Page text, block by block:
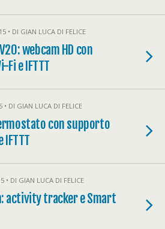
• DI GIAN LUCA DI FELICE
webcam HD con
Fi e IFTTT
• DI GIAN LUCA DI FELICE
con supporto
IFTTT
• DI GIAN LUCA DI FELICE
activity tracker e Smart